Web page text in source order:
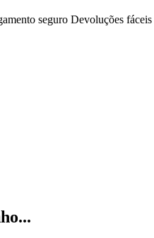
seguro Devoluções fáceis